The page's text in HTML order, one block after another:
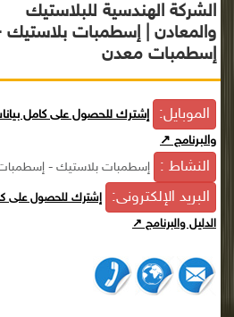
الشركة الهندسية للبلاستيك
والمعادن | إسطمبات بلاستيك
إسطمبات معدن
الموبايل: إشترك للحصول على كامل
والبرنامج ↗
النشاط : إسطمبات بلاستيك -
البريد الإلكترونى: إشترك للحصول على
الدليل والبرنامج ↗